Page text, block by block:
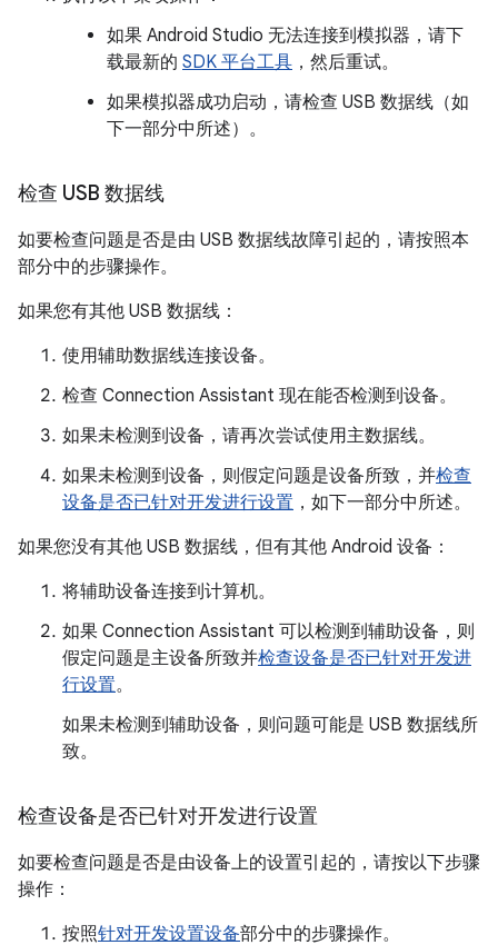
如果 Android Studio 无法连接到模拟器，请下
载最新的 SDK 平台工具 ，然后重试。
如果模拟器成功启动，请检查 USB 数据线（如
下一部分中所述）。
检查 USB 数据线
如要检查问题是否是由 USB 数据线故障引起的，请按照本
部分中的步骤操作。
如果您有其他 USB 数据线：
使用辅助数据线连接设备。
检查 Connection Assistant 现在能否检测到设备。
如果未检测到设备，请再次尝试使用主数据线。
如果未检测到设备，则假定问题是设备所致，并检查
设备是否已针对开发进行设置 ，如下一部分中所述。
如果您没有其他 USB 数据线，但有其他 Android 设备：
将辅助设备连接到计算机。
如果 Connection Assistant 可以检测到辅助设备，则
假定问题是主设备所致并检查设备是否已针对开发进
行设置。
如果未检测到辅助设备，则问题可能是 USB 数据线所
致。
检查设备是否已针对开发进行设置
如要检查问题是否是由设备上的设置引起的，请按以下步骤
操作：
按照针对开发设置设备部分中的步骤操作。